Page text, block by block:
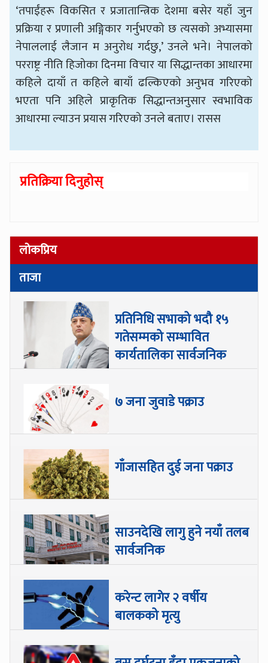
‘तपाईंहरू विकसित र प्रजातान्त्रिक देशमा बसेर यहाँ जुन
प्रक्रिया र प्रणाली अङ्गिकार गर्नुभएको छ त्यसको अभ्यासमा
नेपाललाई लैजान म अनुरोध गर्दछु,’ उनले भने। नेपालको
परराष्ट्र नीति हिजोका दिनमा विचार या सिद्धान्तका आधारमा
कहिले दायाँ त कहिले बायाँ ढल्किएको अनुभव गरिएको
भएता पनि अहिले प्राकृतिक सिद्धान्तअनुसार स्वभाविक
आधारमा ल्याउन प्रयास गरिएको उनले बताए। रासस
प्रतिक्रिया दिनुहोस्
लोकप्रिय
ताजा
प्रतिनिधि सभाको भदौ १५
गतेसम्मको सम्भावित
कार्यतालिका सार्वजनिक
७ जना जुवाडे पक्राउ
गाँजासहित दुई जना पक्राउ
साउनदेखि लागु हुने नयाँ तलब
सार्वजनिक
करेन्ट लागेर २ वर्षीय
बालकको मृत्यु